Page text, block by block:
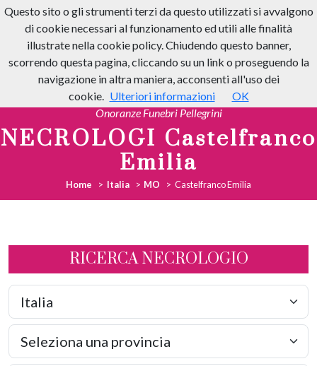
Onoranze Funebri Pellegrini
NECROLOGI Castelfranco
Emilia
Home Italia MO Castelfranco Emilia
RICERCA NECROLOGIO
Questo sito o gli strumenti terzi da questo utilizzati si avvalgono
di cookie necessari al funzionamento ed utili alle finalità
illustrate nella cookie policy. Chiudendo questo banner,
scorrendo questa pagina, cliccando su un link o proseguendo la
navigazione in altra maniera, acconsenti all'uso dei
cookie. Ulteriori informazioni OK